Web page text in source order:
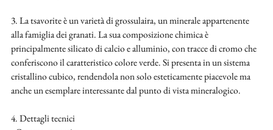
3. La tsavorite è un varietà di grossulaira, un minerale appartenente
alla famiglia dei granati. La sua composizione chimica è
principalmente silicato di calcio e alluminio, con tracce di cromo che
conferiscono il caratteristico colore verde. Si presenta in un sistema
cristallino cubico, rendendola non solo esteticamente piacevole ma
anche un esemplare interessante dal punto di vista mineralogico.
4. Dettagli tecnici